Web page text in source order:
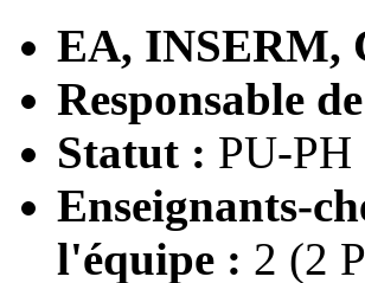
EA, INSERM,
Responsable
Statut : PU-PH
Enseignants-
l'équipe : 2 (2